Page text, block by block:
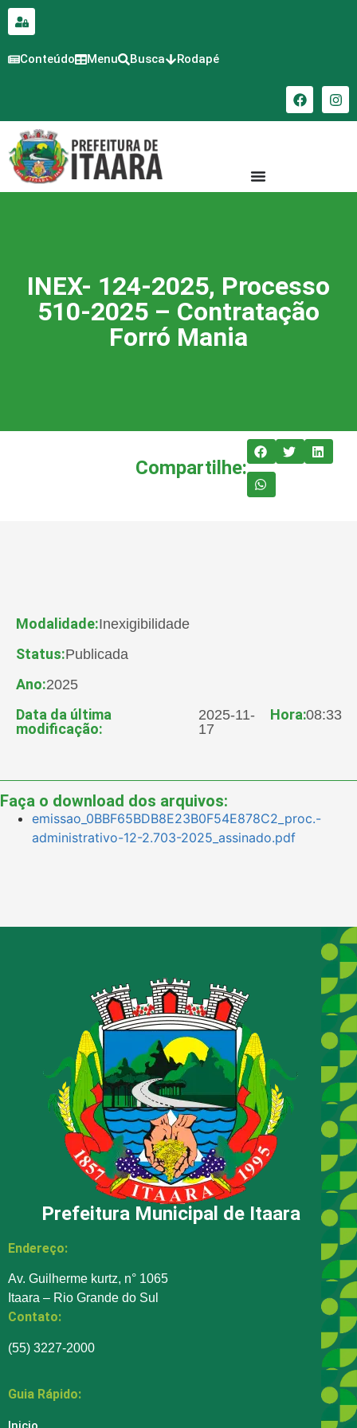
conteúdo
Conteúdo Menu Busca Rodapé
INEX- 124-2025, Processo
510-2025 – Contratação
Forró Mania
Compartilhe:
Modalidade:Inexigibilidade
Status:Publicada
Ano:2025
Data da última
modificação:
2025-11-
17
Hora:08:33
Faça o download dos arquivos:
emissao_0BBF65BDB8E23B0F54E878C2_proc.-
administrativo-12-2.703-2025_assinado.pdf
Prefeitura Municipal de Itaara
Endereço:
Av. Guilherme kurtz, n° 1065
Itaara – Rio Grande do Sul
Contato:
(55) 3227-2000
Guia Rápido: